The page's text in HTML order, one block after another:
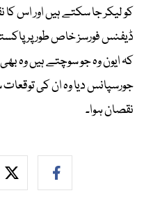
کو لیکر جا سکتے ہیں اور اس
ڈیفنس فورسز خاص طور پر
کہ ایون وہ جو سوچتے ہیں وہ
جورسپانس دیا وہ ان کی توقعات
نقصان ہوا۔